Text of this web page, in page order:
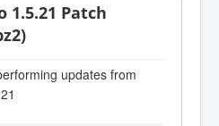
1.5.21 Patch
updates from